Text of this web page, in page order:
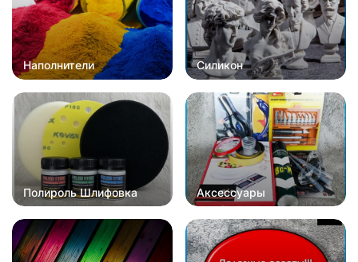
Наполнители Силикон
Полироль Шлифовка Аксессуары